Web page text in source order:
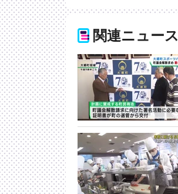
関連ニュース